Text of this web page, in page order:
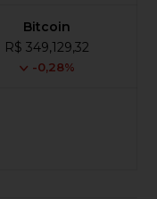
Bitcoin
R$ 349,129,32
-0,28%